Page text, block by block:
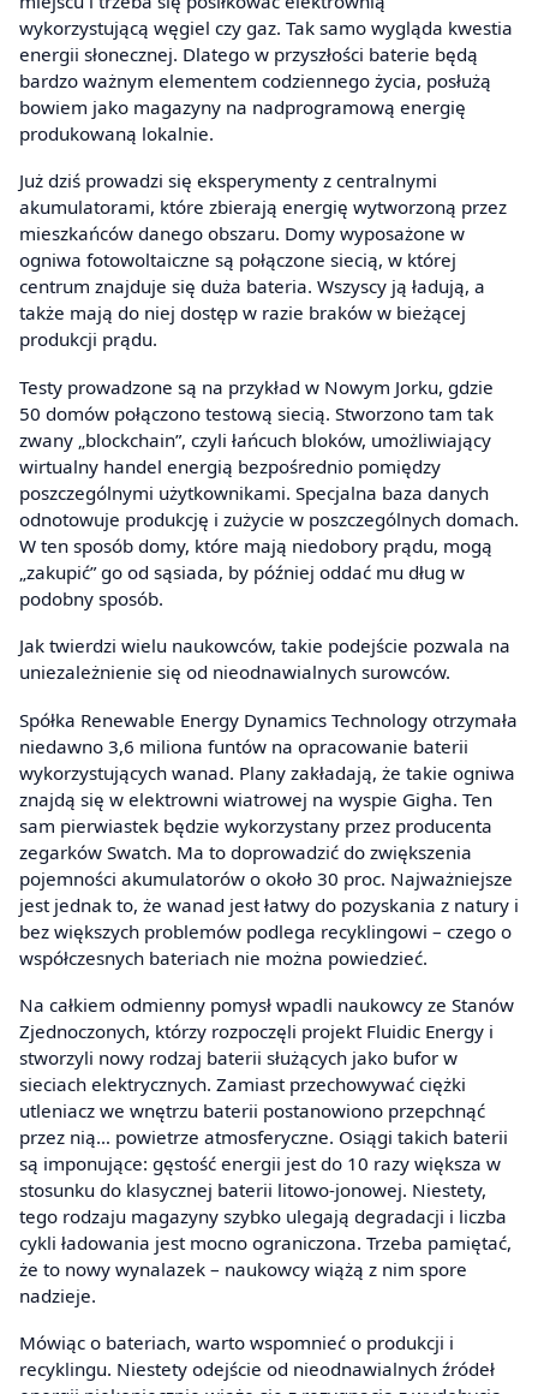
wykorzystującą węgiel czy gaz. Tak samo wygląda kwestia
energii słonecznej. Dlatego w przyszłości baterie będą
bardzo ważnym elementem codziennego życia, posłużą
bowiem jako magazyny na nadprogramową energię
produkowaną lokalnie.
Już dziś prowadzi się eksperymenty z centralnymi
akumulatorami, które zbierają energię wytworzoną przez
mieszkańców danego obszaru. Domy wyposażone w
ogniwa fotowoltaiczne są połączone siecią, w której
centrum znajduje się duża bateria. Wszyscy ją ładują, a
także mają do niej dostęp w razie braków w bieżącej
produkcji prądu.
Testy prowadzone są na przykład w Nowym Jorku, gdzie
50 domów połączono testową siecią. Stworzono tam tak
zwany „blockchain”, czyli łańcuch bloków, umożliwiający
wirtualny handel energią bezpośrednio pomiędzy
poszczególnymi użytkownikami. Specjalna baza danych
odnotowuje produkcję i zużycie w poszczególnych domach.
W ten sposób domy, które mają niedobory prądu, mogą
„zakupić” go od sąsiada, by później oddać mu dług w
podobny sposób.
Jak twierdzi wielu naukowców, takie podejście pozwala na
uniezależnienie się od nieodnawialnych surowców.
Spółka Renewable Energy Dynamics Technology otrzymała
niedawno 3,6 miliona funtów na opracowanie baterii
wykorzystujących wanad. Plany zakładają, że takie ogniwa
znajdą się w elektrowni wiatrowej na wyspie Gigha. Ten
sam pierwiastek będzie wykorzystany przez producenta
zegarków Swatch. Ma to doprowadzić do zwiększenia
pojemności akumulatorów o około 30 proc. Najważniejsze
jest jednak to, że wanad jest łatwy do pozyskania z natury i
bez większych problemów podlega recyklingowi – czego o
współczesnych bateriach nie można powiedzieć.
Na całkiem odmienny pomysł wpadli naukowcy ze Stanów
Zjednoczonych, którzy rozpoczęli projekt Fluidic Energy i
stworzyli nowy rodzaj baterii służących jako bufor w
sieciach elektrycznych. Zamiast przechowywać ciężki
utleniacz we wnętrzu baterii postanowiono przepchnąć
przez nią… powietrze atmosferyczne. Osiągi takich baterii
są imponujące: gęstość energii jest do 10 razy większa w
stosunku do klasycznej baterii litowo-jonowej. Niestety,
tego rodzaju magazyny szybko ulegają degradacji i liczba
cykli ładowania jest mocno ograniczona. Trzeba pamiętać,
że to nowy wynalazek – naukowcy wiążą z nim spore
nadzieje.
Mówiąc o bateriach, warto wspomnieć o produkcji i
recyklingu. Niestety odejście od nieodnawialnych źródeł